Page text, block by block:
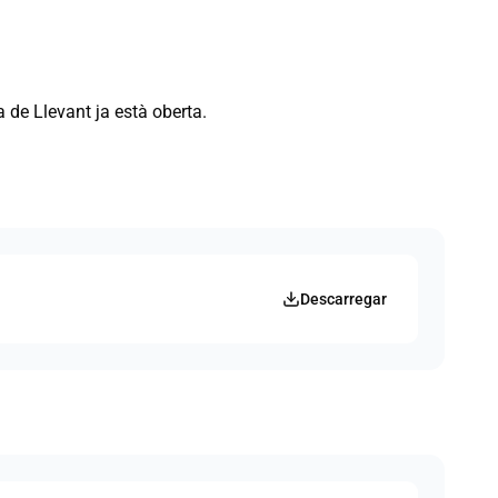
Llevant ja està oberta.
Descarregar